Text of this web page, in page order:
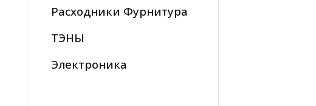
Расходники Фурнитура
ТЭНЫ
Электроника